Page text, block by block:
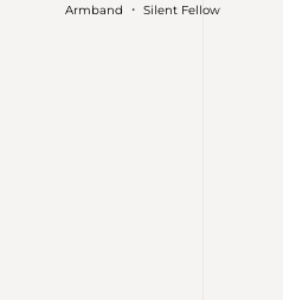
Armband ・ Silent Fellow